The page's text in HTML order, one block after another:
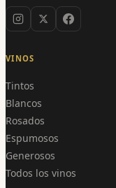
VINOS
Tintos
Blancos
Rosados
Espumosos
Generosos
Todos los vinos